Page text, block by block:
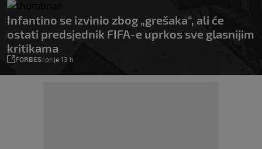
Infantino se izvinio zbog „grešaka“, ali će
ostati predsjednik FIFA-e uprkos sve glasnijim
kritikama
FORBES| prije 13 h